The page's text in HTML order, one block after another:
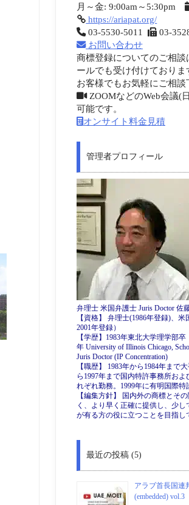
月～金: 9:00am～5:30pm
https://ariapat.org/
03-5530-5011
03-
お問い合わせ
商標登録についてのご相談
ールでも受け付けており
お客様でもお気軽にご相談
ZOOMなどのWeb会議(
可能です。
オンサイト料金見積
管理者プロフィール
弁理士 米国弁護士 Juris Doctor
【資格】 弁理士(1986年登録)、
2001年登録）
【学歴】1983年東北大学理学部
年 University of Illinois Chicago,
Juris Doctor (IP Concentration)
【職歴】 1983年から1984年まで
ら1997年まで国内特許事務所お
れぞれ勤務。1999年に有明国際特
【編集方針】 国内外の商標とそ
く、より早く正確に提供し、少
が有る方の役に立つことを目指し
最近の投稿 (5)
アラブ首長国連
(embedded) vol.3